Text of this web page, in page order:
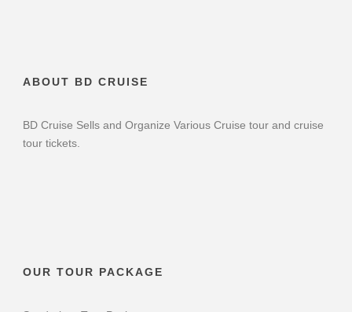
ABOUT BD CRUISE
BD Cruise Sells and Organize Various Cruise tour and cruise
tour tickets.
OUR TOUR PACKAGE